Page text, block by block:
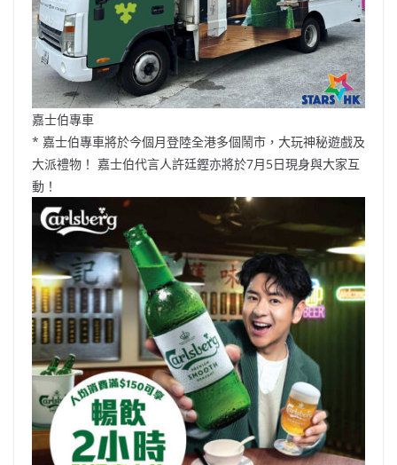
嘉士伯專車
* 嘉士伯專車將於今個月登陸全港多個鬧市，大玩神秘遊戲及
大派禮物！ 嘉士伯代言人許廷鏗亦將於7月5日現身與大家互
動！